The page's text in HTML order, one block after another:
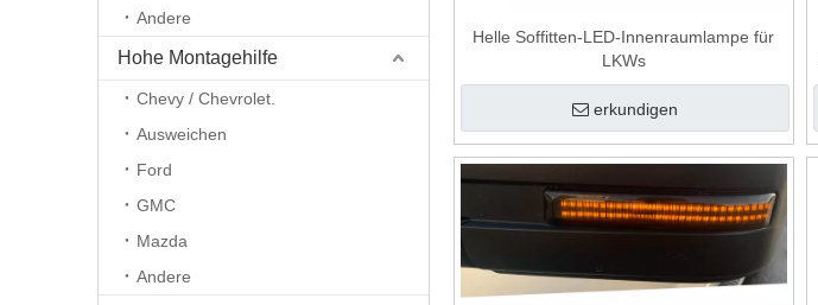
Andere
Hohe Montagehilfe
Chevy / Chevrolet.
Ausweichen
Ford
GMC
Mazda
Andere
Helle Soffitten-LED-Innenraumlampe für
LKWs
erkundigen